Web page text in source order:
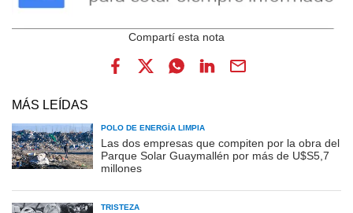
MÁS LEÍDAS
POLO DE ENERGÍA LIMPIA
Las dos empresas que compiten por la obra del
Parque Solar Guaymallén por más de U$S5,7
millones
TRISTEZA